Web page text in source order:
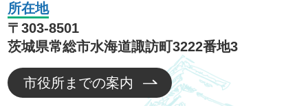
所在地
〒303-8501
茨城県常総市水海道諏訪町3222番地3
市役所までの案内